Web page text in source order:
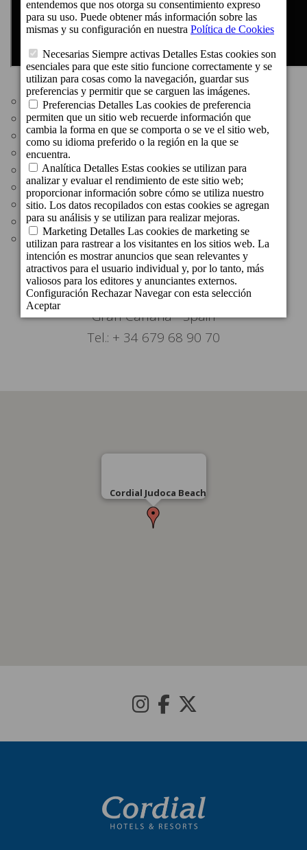
Distancias:
Playa de Inglés: 200 m
Paseo Marítimo: 200 m
Dunas de Maspalomas: 200 m
Bares & Restaurantes: en los alrededores
Faro de Maspalomas: 5,6 km
Centro Comercial Cita: 500 m
Centro Comercial Yumbo: 700 m
Parada de autobús: 250 m
Aeropuerto: 33 km
Calle Roma, 20 - 35100, Playa del Inglés
Gran Canaria - Spain
Tel.: + 34 679 68 90 70
Cordial Judoca Beach